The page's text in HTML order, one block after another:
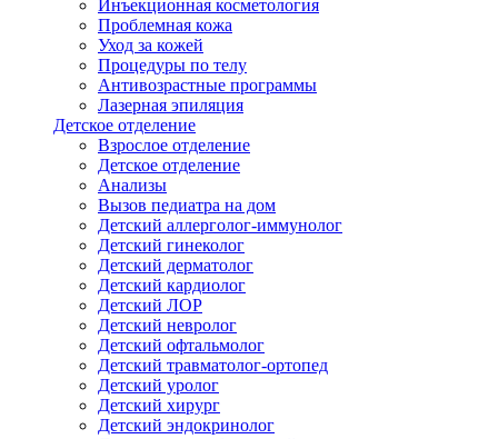
Инъекционная косметология
Проблемная кожа
Уход за кожей
Процедуры по телу
Антивозрастные программы
Лазерная эпиляция
Детское отделение
Взрослое отделение
Детское отделение
Анализы
Вызов педиатра на дом
Детский аллерголог-иммунолог
Детский гинеколог
Детский дерматолог
Детский кардиолог
Детский ЛОР
Детский невролог
Детский офтальмолог
Детский травматолог-ортопед
Детский уролог
Детский хирург
Детский эндокринолог